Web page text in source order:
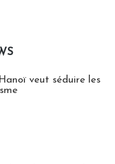
veut séduire les